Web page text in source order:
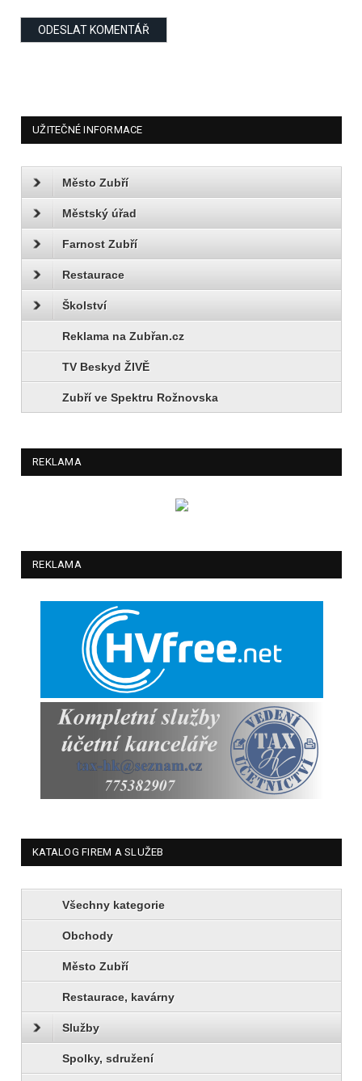
UŽITEČNÉ INFORMACE
Město Zubří
Městský úřad
Farnost Zubří
Restaurace
Školství
Reklama na Zubřan.cz
TV Beskyd ŽIVĚ
Zubří ve Spektru Rožnovska
REKLAMA
REKLAMA
KATALOG FIREM A SLUŽEB
Všechny kategorie
Obchody
Město Zubří
Restaurace, kavárny
Služby
Spolky, sdružení